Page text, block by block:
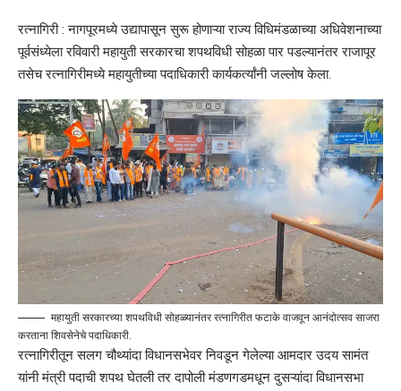
रत्नागिरी : नागपूरमध्ये उद्यापासून सुरू होणाऱ्या राज्य विधिमंडळाच्या अधिवेशनाच्या
पूर्वसंध्येला रविवारी महायुती सरकारचा शपथविधी सोहळा पार पडल्यानंतर राजापूर
तसेच रत्नागिरीमध्ये महायुतीच्या पदाधिकारी कार्यकर्त्यांनी जल्लोष केला.
महायुती सरकारच्या शपथविधी सोहळ्यानंतर रत्नागिरीत फटाके वाजवून आनंदोत्सव साजरा
करताना शिवसेनेचे पदाधिकारी.
रत्नागिरीतून सलग चौथ्यांदा विधानसभेवर निवडून गेलेल्या आमदार उदय सामंत
यांनी मंत्री पदाची शपथ घेतली तर दापोली मंडणगडमधून दुसऱ्यांदा विधानसभा